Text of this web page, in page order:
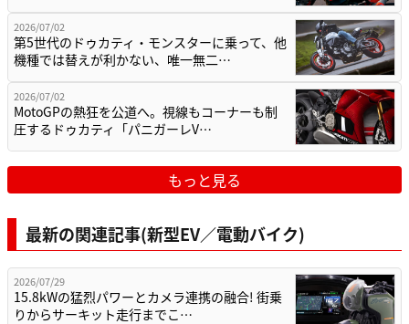
2026/07/02
第5世代のドゥカティ・モンスターに乗って、他
機種では替えが利かない、唯一無二…
2026/07/02
MotoGPの熱狂を公道へ。視線もコーナーも制
圧するドゥカティ「パニガーレV…
もっと見る
最新の関連記事(新型EV／電動バイク)
2026/07/29
15.8kWの猛烈パワーとカメラ連携の融合! 街乗
りからサーキット走行までこ…